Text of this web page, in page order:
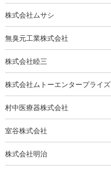
株式会社ムサシ
無臭元工業株式会社
株式会社睦三
株式会社ムトーエンタープライズ
村中医療器株式会社
室谷株式会社
株式会社明治